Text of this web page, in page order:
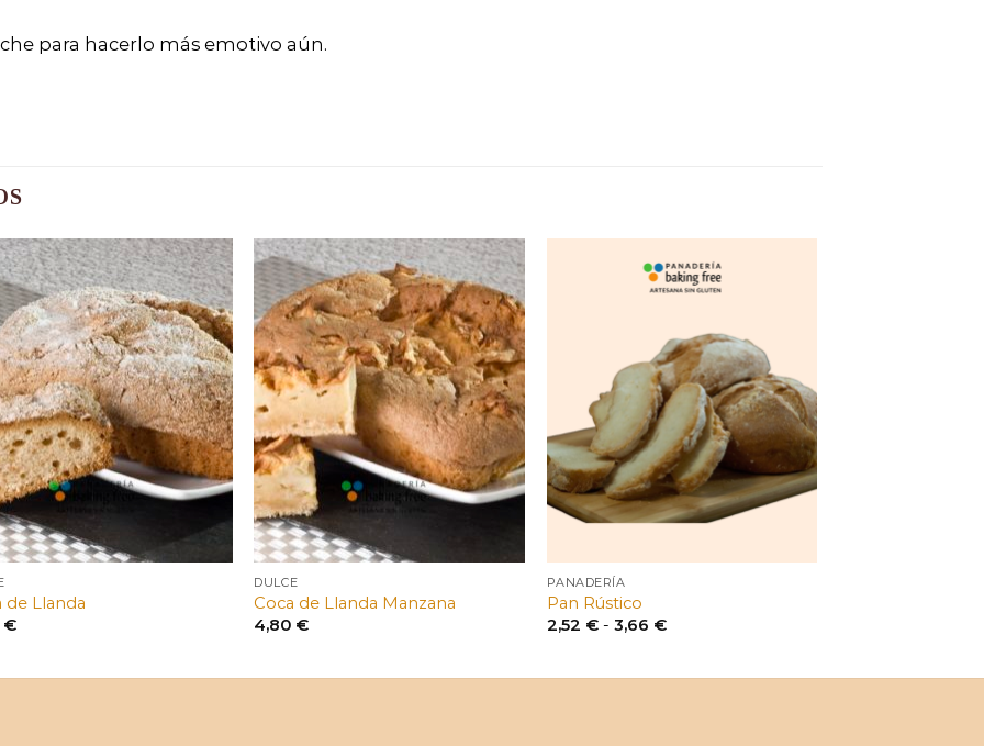
para hacerlo más emotivo aún.
de Llanda
€
DULCE
Coca de Llanda Manzana
4,80 €
PANADERÍA
Pan Rústico
2,52 € - 3,66 €Rango